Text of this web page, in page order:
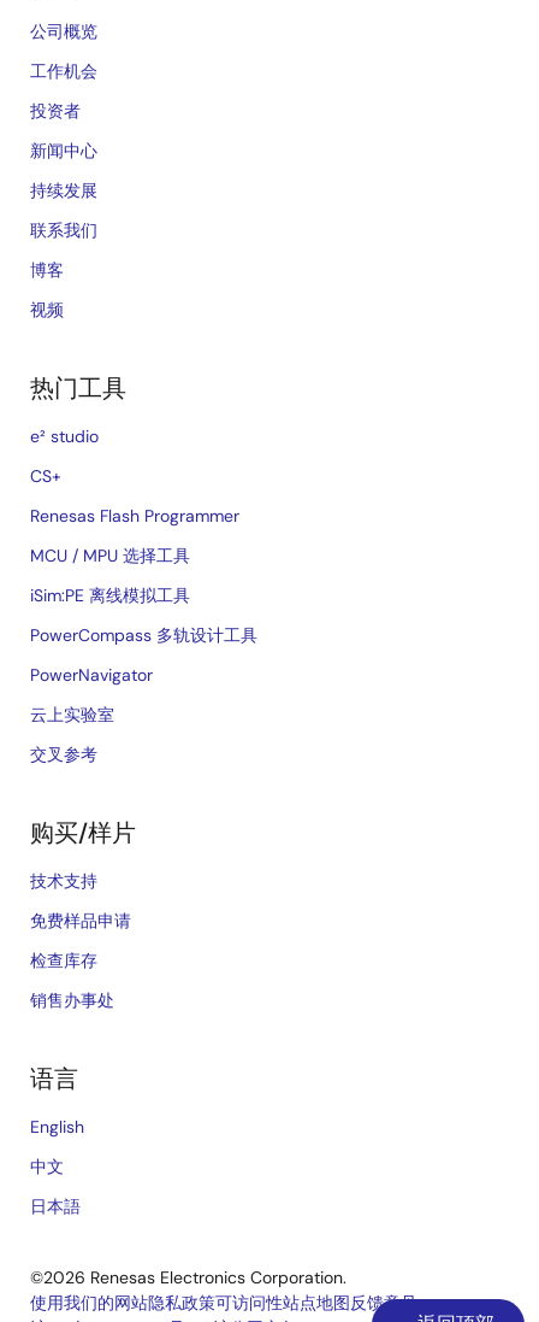
公司概览
工作机会
投资者
新闻中心
持续发展
联系我们
博客
视频
热门工具
e² studio
CS+
Renesas Flash Programmer
MCU / MPU 选择工具
iSim:PE 离线模拟工具
PowerCompass 多轨设计工具
PowerNavigator
云上实验室
交叉参考
购买/样片
技术支持
免费样品申请
检查库存
销售办事处
语言
English
中文
日本語
©2026 Renesas Electronics Corporation.
使用我们的网站隐私政策可访问性站点地图反馈意见